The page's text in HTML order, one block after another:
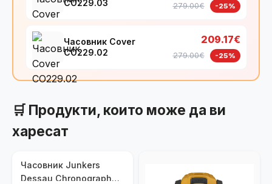
CO229.03 279.00€ -25%
Часовник Cover
CO229.02
209.17€
279.00€ -25%
🛒 Продукти, които може да ви
харесат
Часовник Junkers
Dessau Chronograph